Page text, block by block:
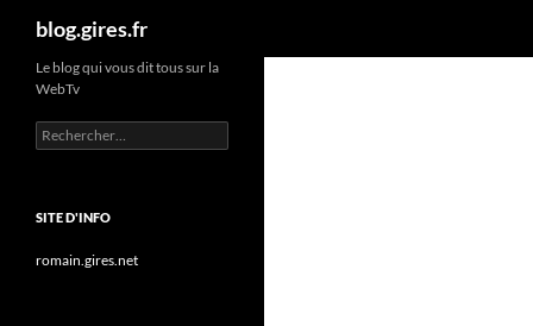
Aller
contenu
blog.gires.fr
Le blog qui vous dit tous sur la
WebTv
Rechercher :
SITE D'INFO
romain.gires.net